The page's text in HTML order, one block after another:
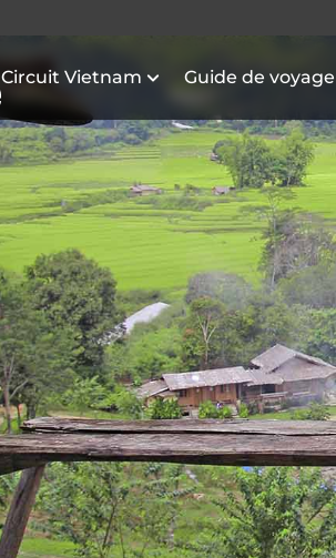
Circuit Vietnam Guide de voyage